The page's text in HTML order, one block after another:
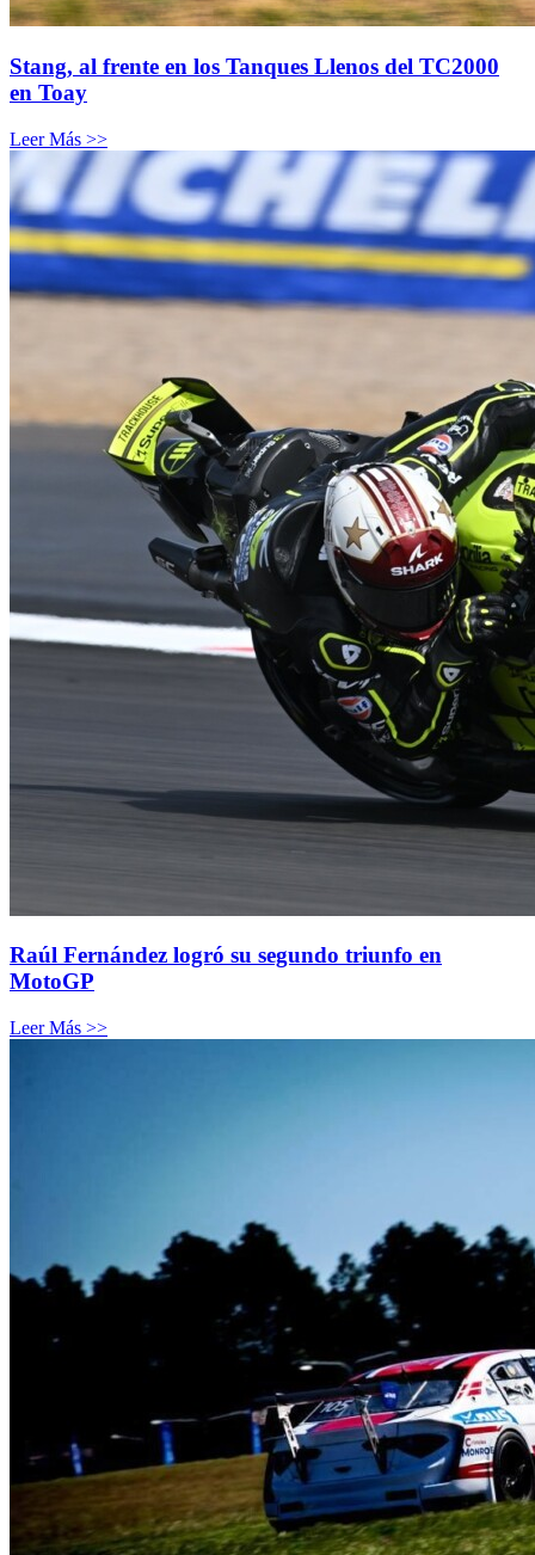
Stang, al frente en los Tanques Llenos del TC2000
en Toay
Leer Más >>
Raúl Fernández logró su segundo triunfo en
MotoGP
Leer Más >>